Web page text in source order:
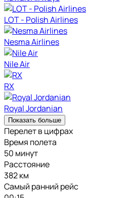
LOT - Polish Airlines
Nesma Airlines
Nile Air
RX
Royal Jordanian
Показать больше
Перелет в цифрах
Время полета
50 минут
Расстояние
382 км
Самый ранний рейс